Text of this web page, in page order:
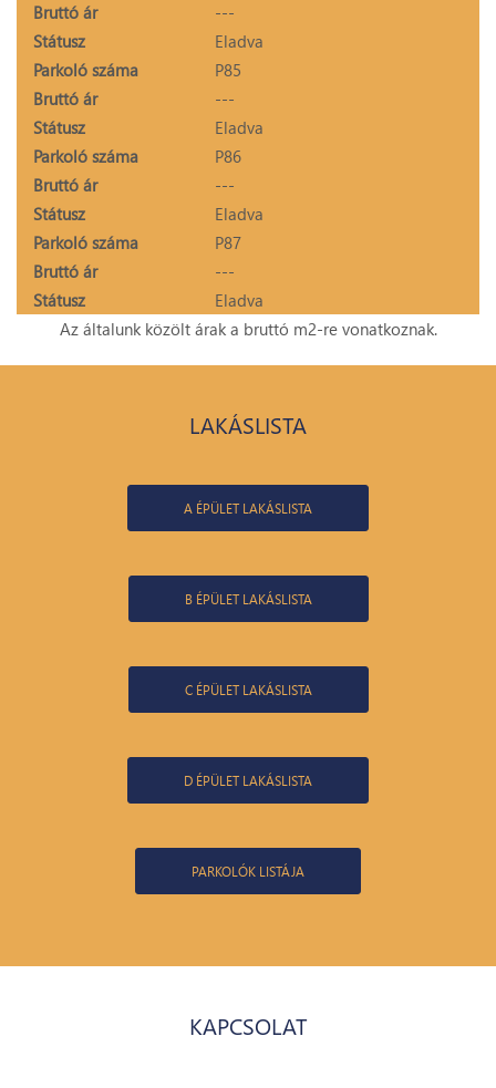
Bruttó ár
---
Státusz
Eladva
Parkoló száma
P85
Bruttó ár
---
Státusz
Eladva
Parkoló száma
P86
Bruttó ár
---
Státusz
Eladva
Parkoló száma
P87
Bruttó ár
---
Státusz
Eladva
Az általunk közölt árak a bruttó m2-re vonatkoznak.
LAKÁSLISTA
A ÉPÜLET LAKÁSLISTA
B ÉPÜLET LAKÁSLISTA
C ÉPÜLET LAKÁSLISTA
D ÉPÜLET LAKÁSLISTA
PARKOLÓK LISTÁJA
KAPCSOLAT